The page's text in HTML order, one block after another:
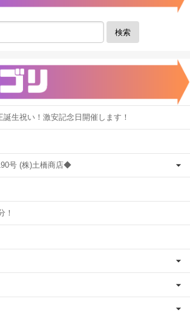
検索
生祝い！激安記念日開催します！
号 (株)土橋商店◆
！